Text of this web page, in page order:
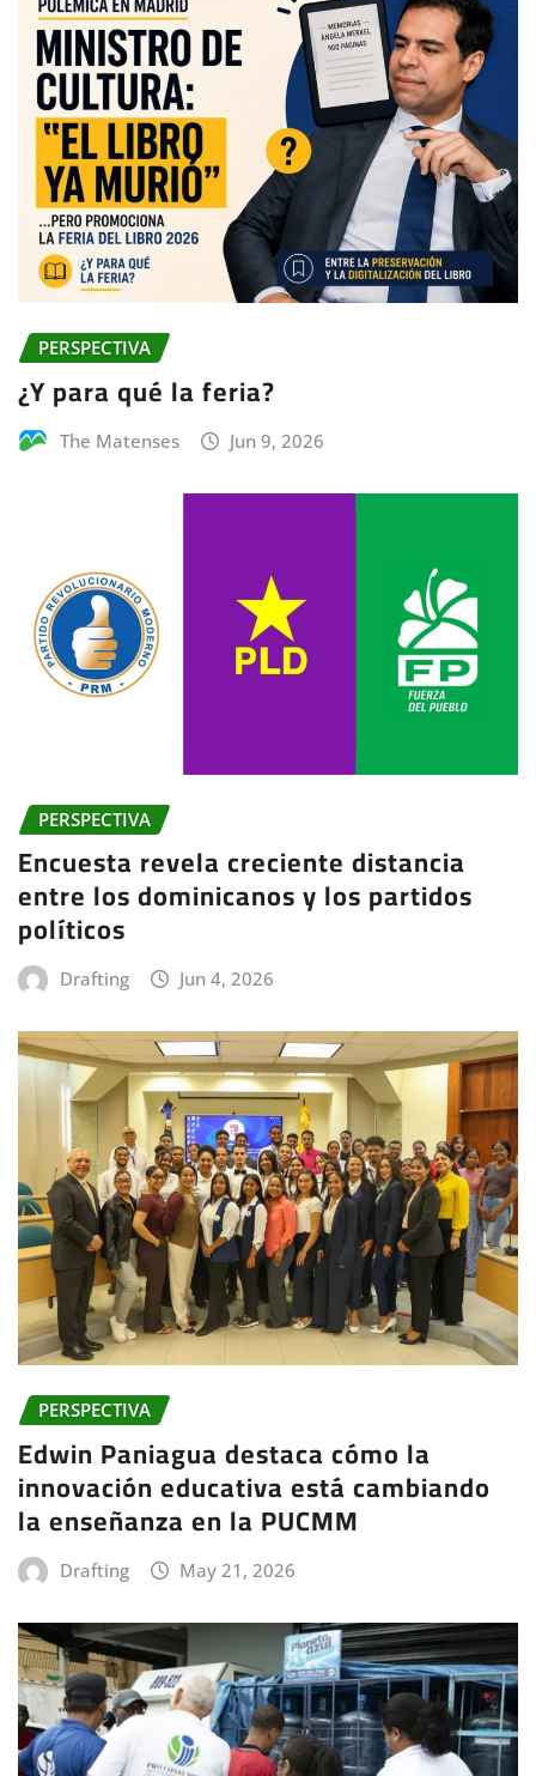
PERSPECTIVA
¿Y para qué la feria?
The Matenses Jun 9, 2026
PERSPECTIVA
Encuesta revela creciente distancia
entre los dominicanos y los partidos
políticos
Drafting Jun 4, 2026
PERSPECTIVA
Edwin Paniagua destaca cómo la
innovación educativa está cambiando
la enseñanza en la PUCMM
Drafting May 21, 2026